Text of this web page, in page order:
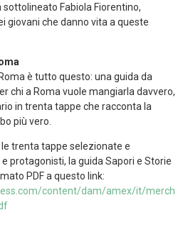
sottolineato Fabiola Fiorentino,
giovani che danno vita a queste
è tutto questo: una guida da
chi a Roma vuole mangiarla davvero,
in trenta tappe che racconta la
più vero.
trenta tappe selezionate e
protagonisti, la guida Sapori e Storie
PDF a questo link:
content/dam/amex/it/merch